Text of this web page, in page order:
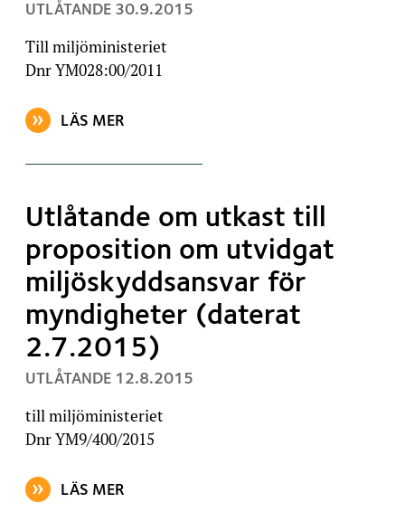
UTLÅTANDE , PUBLICERAT:
30.9.2015
Till miljöministeriet
Dnr YM028:00/2011
LÄS MER
OM ARTIKELN: UTLÅTANDE OM UTKASTET TILL
Utlåtande om utkast till
proposition om utvidgat
miljöskyddsansvar för
myndigheter (daterat
2.7.2015)
UTLÅTANDE , PUBLICERAT:
12.8.2015
till miljöministeriet
Dnr YM9/400/2015
LÄS MER
OM ARTIKELN: UTLÅTANDE OM UTKAST TILL